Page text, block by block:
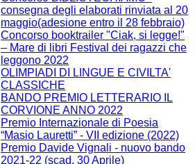
consegna degli elaborati rinviata al 20
maggio(adesione entro il 28 febbraio)
Concorso booktrailer "Ciak, si legge!"
– Mare di libri Festival dei ragazzi che
leggono 2022
OLIMPIADI DI LINGUE E CIVILTA'
CLASSICHE
BANDO PREMIO LETTERARIO IL
CORVIONE ANNO 2022
Premio Internazionale di Poesia
“Masio Lauretti” - VII edizione (2022)
Premio Davide Vignali - nuovo bando
2021-22 (scad. 30 Aprile)